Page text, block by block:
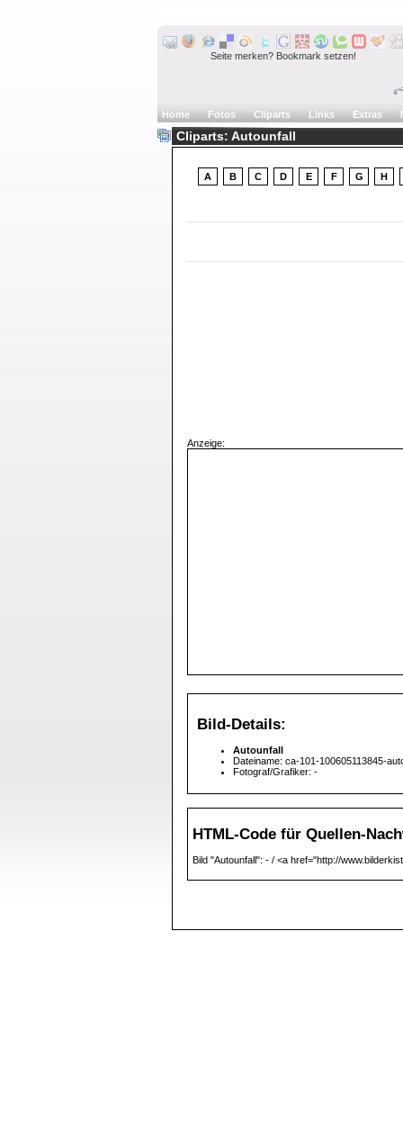
Seite merken? Bookmark setzen!
Home Fotos Cliparts Links Extras
Cliparts: Autounfall
A B C D E F G H
Anzeige:
Bild-Details:
Autounfall
Dateiname: ca-101-100605113845-
Fotograf/Grafiker: -
HTML-Code für Quellen-
Bild "Autounfall": - / <a href="http://